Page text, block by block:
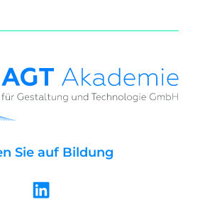
Sie auf Bildung
L